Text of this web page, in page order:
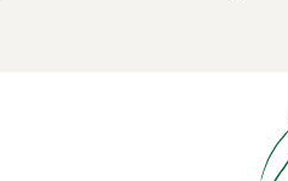
una delle più antiche del
per informazioni